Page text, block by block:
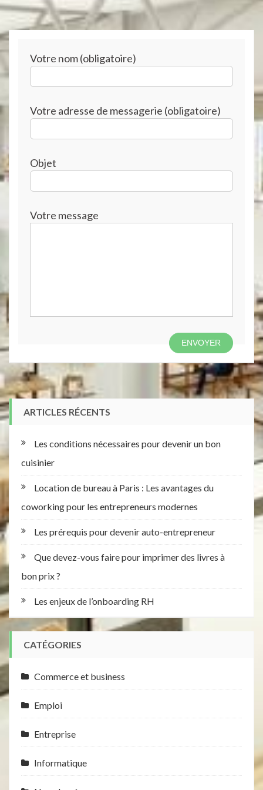
Votre nom (obligatoire)
Votre adresse de messagerie (obligatoire)
Objet
Votre message
ARTICLES RÉCENTS
Les conditions nécessaires pour devenir un bon
cuisinier
Location de bureau à Paris : Les avantages du
coworking pour les entrepreneurs modernes
Les prérequis pour devenir auto-entrepreneur
Que devez-vous faire pour imprimer des livres à
bon prix ?
Les enjeux de l’onboarding RH
CATÉGORIES
Commerce et business
Emploi
Entreprise
Informatique